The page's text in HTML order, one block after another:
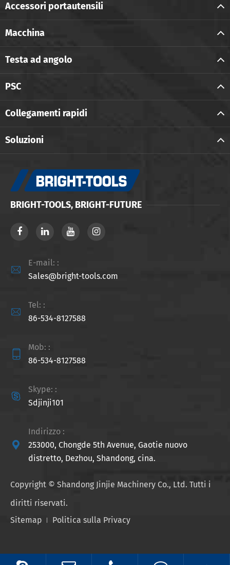
Accessori portautensili
Macchina
Testa ad angolo
PSC
Collegamenti rapidi
Soluzioni
BRIGHT-TOOLS, BRIGHT-FUTURE

E-mail: :
Sales@bright-tools.com

Tel: :
86-534-8127588

Mob: :
86-534-8127588

Skype: :
Sdjinji101

Indirizzo :
253000, Chongde 5th Avenue, Gaotie nuovo
distretto, Dezhou, Shandong, cina.
Copyright © Shandong Jinjie Machinery Co., Ltd. Tutti i
diritti riservati.
Sitemap
Politica sulla Privacy